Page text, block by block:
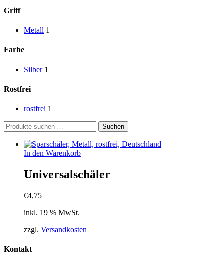
Griff
Metall 1
Farbe
Silber 1
Rostfrei
rostfrei 1
Suchen
nach:
Suchen
In den Warenkorb
Universalschäler
€4,75
inkl. 19 % MwSt.
zzgl. Versandkosten
Kontakt